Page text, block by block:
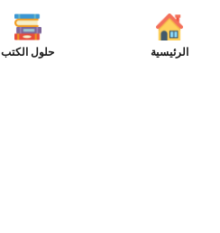
الرئيسية حلول الكتب